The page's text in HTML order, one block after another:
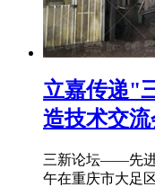
立嘉传递"
造技术交
三新论坛——先进
午在重庆市大足